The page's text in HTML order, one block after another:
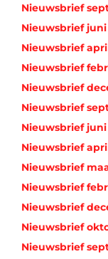
Nieuwsbrief
Nieuwsbrief juni
Nieuwsbrief
Nieuwsbrief
Nieuwsbrief
Nieuwsbrief
Nieuwsbrief
Nieuwsbrief
Nieuwsbrief
Nieuwsbrief
Nieuwsbrief
Nieuwsbrief
Nieuwsbrief